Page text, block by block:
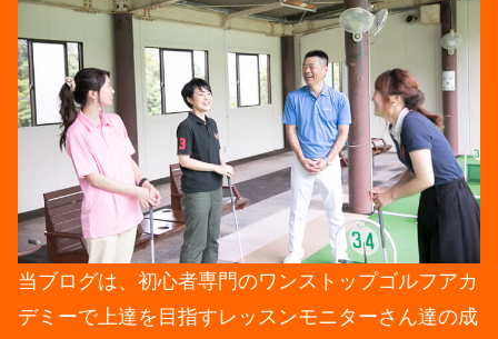
当ブログは、初心者専門のワンストップゴルフアカ
デミーで上達を目指すレッスンモニターさん達の成